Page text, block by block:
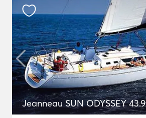
Jeanneau SUN ODYSSEY 43.9